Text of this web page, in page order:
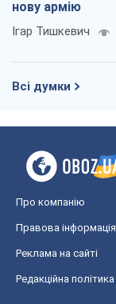
нову армію
Ігар Тишкевич
Всі думки
Про компанію
Правова інформація
Реклама на сайті
Редакційна політика